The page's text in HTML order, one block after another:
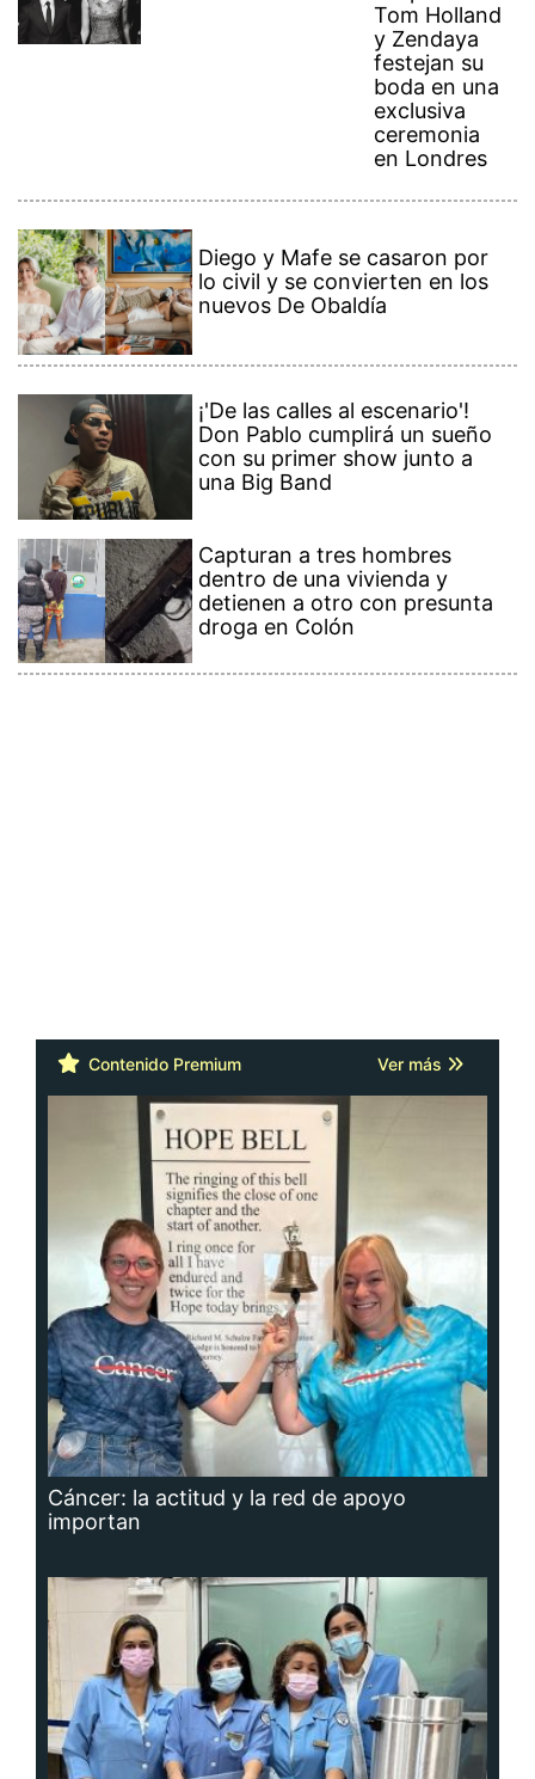
Tom Holland
y Zendaya
festejan su
boda en una
exclusiva
ceremonia
en Londres
Diego y Mafe se casaron por
lo civil y se convierten en los
nuevos De Obaldía
¡'De las calles al escenario'!
Don Pablo cumplirá un sueño
con su primer show junto a
una Big Band
Capturan a tres hombres
dentro de una vivienda y
detienen a otro con presunta
droga en Colón
Contenido Premium Ver más
Cáncer: la actitud y la red de apoyo
importan